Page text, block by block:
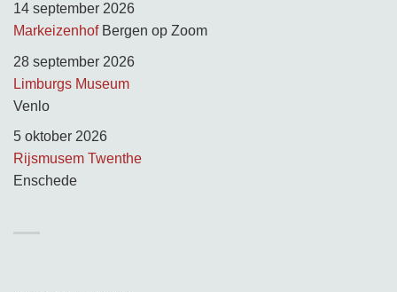
14 september 2026
MarkeizenhofBergen op Zoom
28 september 2026
Limburgs Museum
Venlo
5 oktober 2026
Rijsmusem Twenthe
Enschede